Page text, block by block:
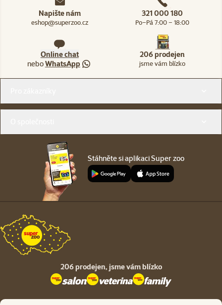
Napište nám
eshop@superzoo.cz
321 000 180
Po–Pá 7:00 – 18:00
Online chat
neboWhatsApp
206 prodejen
jsme vám blízko
Stáhněte si aplikaci Super zoo
206 prodejen, jsme vám blízko